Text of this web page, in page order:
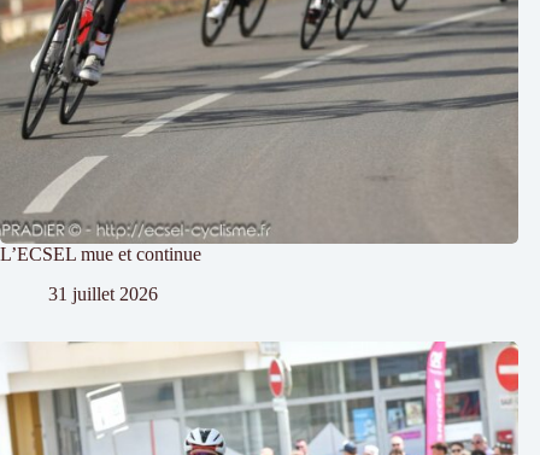
L’ECSEL mue et continue
31 juillet 2026